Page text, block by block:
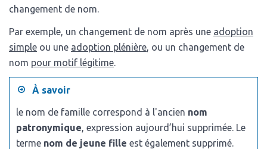
changement de nom.
Par exemple, un changement de nom après une adoption
simple ou une adoption plénière, ou un changement de
nom pour motif légitime.
À savoir
le nom de famille correspond à l'ancien nom
patronymique, expression aujourd’hui supprimée. Le
terme nom de jeune fille est également supprimé.